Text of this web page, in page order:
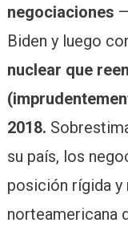
negociaciones
Biden y luego
nuclear que
2018.
su país, los
posición rígida y
norteamericana